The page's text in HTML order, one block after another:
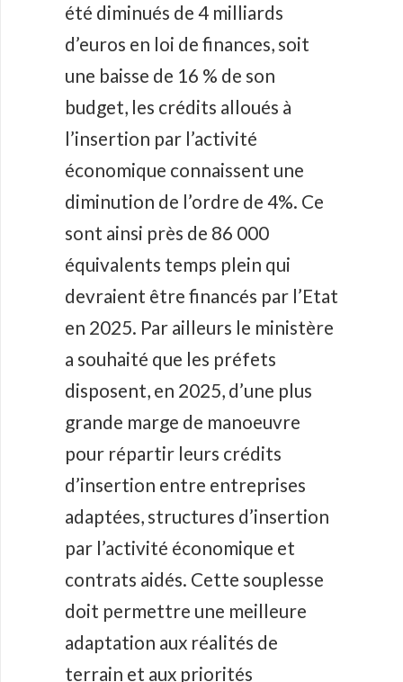
été diminués de 4 milliards
d’euros en loi de finances, soit
une baisse de 16 % de son
budget, les crédits alloués à
l’insertion par l’activité
économique connaissent une
diminution de l’ordre de 4%. Ce
sont ainsi près de 86 000
équivalents temps plein qui
devraient être financés par l’Etat
en 2025. Par ailleurs le ministère
a souhaité que les préfets
disposent, en 2025, d’une plus
grande marge de manoeuvre
pour répartir leurs crédits
d’insertion entre entreprises
adaptées, structures d’insertion
par l’activité économique et
contrats aidés. Cette souplesse
doit permettre une meilleure
adaptation aux réalités de
terrain et aux priorités